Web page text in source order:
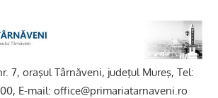
7, oraşul Târnăveni, judeţul Mureş, Tel:
E-mail: office@primariatarnaveni.ro